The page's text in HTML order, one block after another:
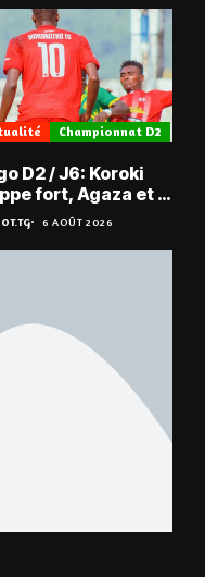
Championnat D2
D2 / J6: Koroki
fort, Agaza et la
assurent,
avant Sara
Doumbé FC
6 AOÛT 2026